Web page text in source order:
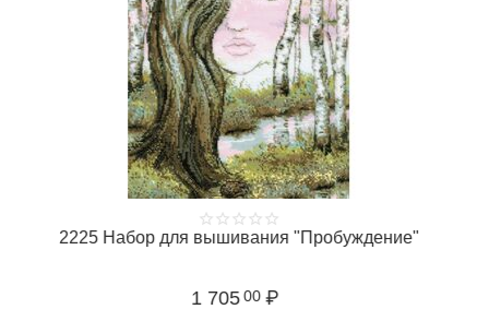
2225 Набор для вышивания "Пробуждение"
1 705 00 ₽